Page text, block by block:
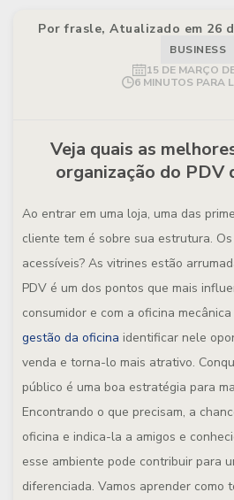
Por frasle, Atualizado em 26
BUSINESS
15 DE MARÇO
6 MINUTOS PARA
Veja quais as
organização do PDV
Ao entrar em uma loja, uma das
cliente tem é sobre sua estrutura.
acessíveis? As vitrines estão
PDV é um dos pontos que mais
consumidor e com a oficina
gestão da oficina identificar nele
venda e torna-lo mais atrativo.
público é uma boa estratégia para
Encontrando o que precisam, a
oficina e indica-la a amigos e
esse ambiente pode contribuir para
diferenciada. Vamos aprender como